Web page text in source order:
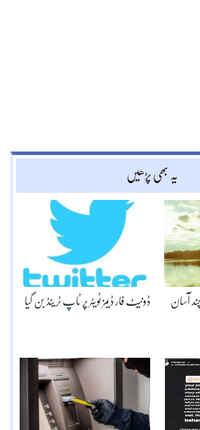
یہ بھی پڑھیں
ڈونیٹ فار ڈیمز ٹویٹر پر ٹاپ ٹرینڈ بن گیا آسان